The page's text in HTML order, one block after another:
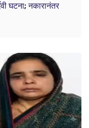
घटना; नकारानंतर